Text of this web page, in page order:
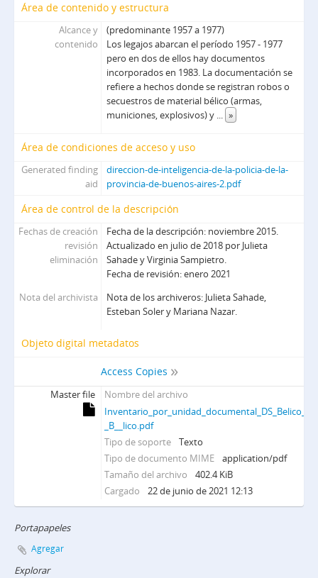
Área de contenido y estructura
Alcance y
contenido
(predominante 1957 a 1977)
Los legajos abarcan el período 1957 - 1977
pero en dos de ellos hay documentos
incorporados en 1983. La documentación se
refiere a hechos donde se registran robos o
secuestros de material bélico (armas,
municiones, explosivos) y ... »
Área de condiciones de acceso y uso
Generated finding
aid
direccion-de-inteligencia-de-la-policia-de-la-
provincia-de-buenos-aires-2.pdf
Área de control de la descripción
Fechas de creación
revisión
eliminación
Fecha de la descripción: noviembre 2015.
Actualizado en julio de 2018 por Julieta
Sahade y Virginia Sampietro.
Fecha de revisión: enero 2021
Nota del archivista
Nota de los archiveros: Julieta Sahade,
Esteban Soler y Mariana Nazar.
Objeto digital metadatos
Access Copies
Master file
Nombre del archivo
_B__lico.pdf
Tipo de soporte
Texto
Tipo de documento MIME
application/pdf
Tamaño del archivo
402.4 KiB
Cargado
22 de junio de 2021 12:13
Portapapeles
Agregar
Explorar